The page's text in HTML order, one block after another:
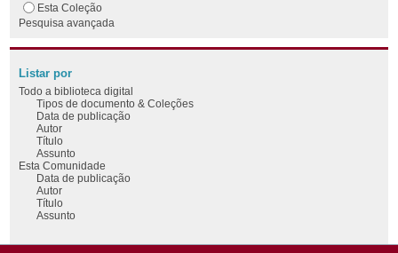
Esta Coleção
Pesquisa avançada
Listar por
Todo a biblioteca digital
Tipos de documento & Coleções
Data de publicação
Autor
Título
Assunto
Esta Comunidade
Data de publicação
Autor
Título
Assunto